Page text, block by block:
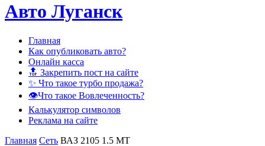
Авто Луганск
Главная
Как опубликовать авто?
Онлайн касса
🔝 Закрепить пост на сайте
✨ Что такое турбо продажа?
👁️Что такое Вовлеченность?
Калькулятор символов
Реклама на сайте
Главная Сеть ВАЗ 2105 1.5 МТ